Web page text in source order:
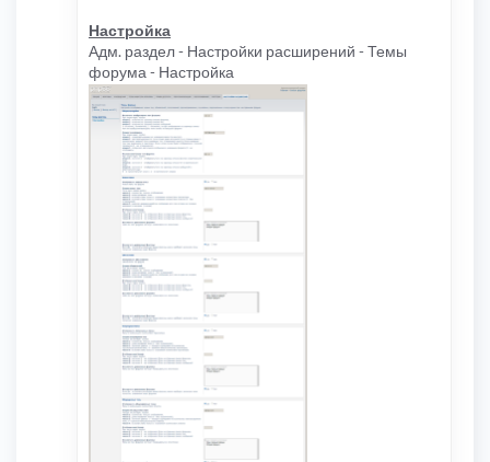
Настройка
Адм. раздел - Настройки расширений - Темы
форума - Настройка